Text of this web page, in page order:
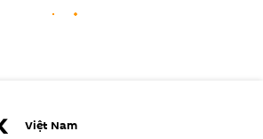
Việt Nam